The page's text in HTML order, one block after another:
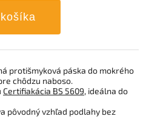
protišmyková páska do mokrého
chôdzu naboso.
Certifiakácia BS 5609, ideálna do
pôvodný vzhľad podlahy bez